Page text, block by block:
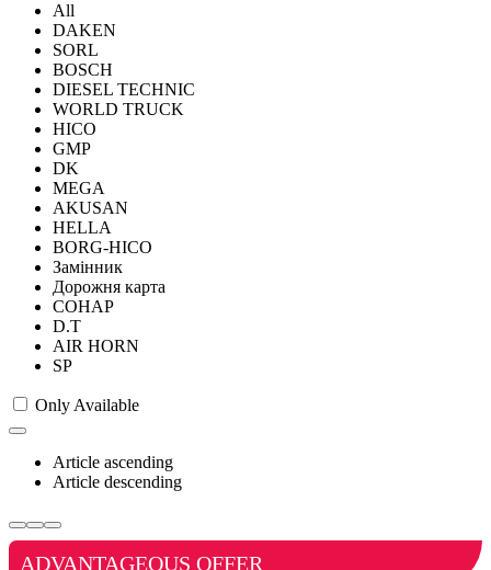
All
DAKEN
SORL
BOSCH
DIESEL TECHNIC
WORLD TRUCK
HICO
GMP
DK
MEGA
AKUSAN
HELLA
BORG-HICO
Замінник
Дорожня карта
СОНАР
D.T
AIR HORN
SP
Only Available
Article ascending
Article descending
ADVANTAGEOUS OFFER